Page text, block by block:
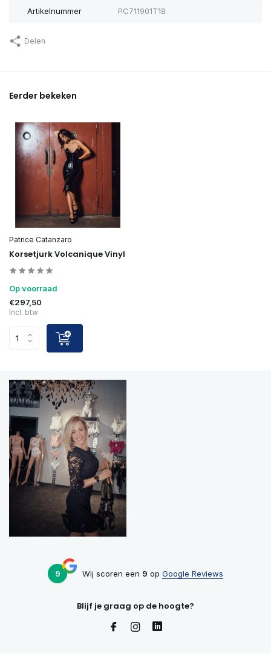
Artikelnummer PC711901T18
Delen
Eerder bekeken
Patrice Catanzaro
Korsetjurk Volcanique Vinyl
Op voorraad
€297,50
Incl. btw
9 Wij scoren een 9 op Google Reviews
Blijf je graag op de hoogte?